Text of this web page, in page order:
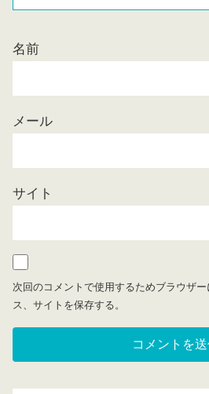
名前
メール
サイト
次回のコメントで使用するためブラウザ
ス、サイトを保存する。